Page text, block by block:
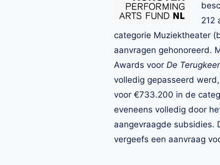
212
categorie Muziektheater
aanvragen gehonoreerd.
Awards voor De
volledig gepasseerd
voor €733.200 in de
eveneens volledig door
aangevraagde subsidies.
vergeefs een aanvraag